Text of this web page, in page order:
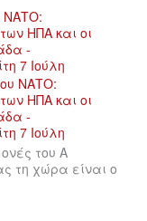
ΝΑΤΟ:
ΗΠΑ και οι
-
7 Ιούλη
του Α
τη χώρα είναι ο